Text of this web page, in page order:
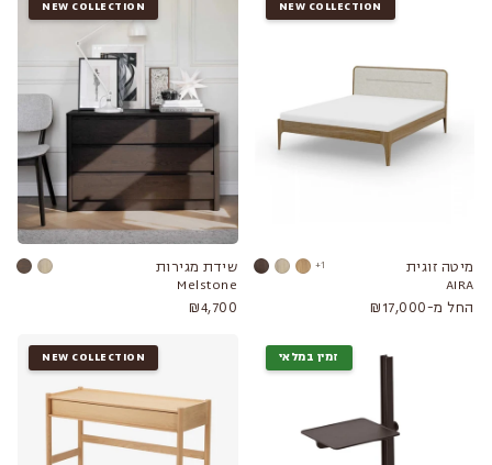
NEW COLLECTION
מיטה זוגית
AIRA
1+
החל מ-₪17,000
NEW COLLECTION
שידת מגירות
Melstone
₪4,700
זמין במלאי NEW COLLECTION